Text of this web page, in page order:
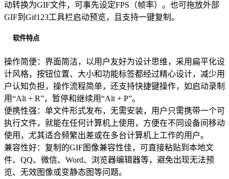
动转换为GIF文件，可事先设定FPS（帧率）。也可拖放外部
GIF到Gif123工具栏启动预览，且支持一键复制。
软件特点
操作简便：界面简洁，以用户友好为设计思维，采用扁平化设
计风格，按钮位置、大小和功能标签都经过精心设计，减少用
户认知负担，操作流程简单，还支持快捷键操作，如启动录制
用“Alt + R”，暂停和继续用“Alt + P”。
便携性强：单文件形式发布，无需安装，用户只需携带一个可
执行文件，就能在任何计算机上使用，方便在不同设备间移动
使用，尤其适合频繁出差或在多台计算机上工作的用户。
兼容性好：复制的GIF图像兼容性佳，可直接粘贴到本地文
件、QQ、微信、Word、浏览器编辑器等，避免出现无法预
览、无效图像或变静态图等问题。